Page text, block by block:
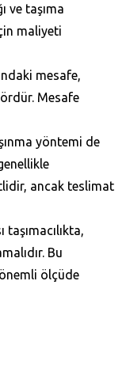
ve taşıma
maliyeti
mesafe,
Mesafe
yöntemi de
ancak teslimat
taşımacılıkta,
Bu
ölçüde